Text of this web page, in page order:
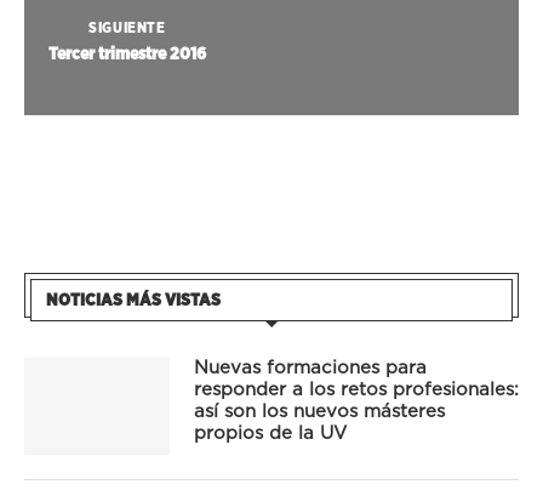
SIGUIENTE
Tercer trimestre 2016
NOTICIAS MÁS VISTAS
Nuevas formaciones para
responder a los retos profesionales:
así son los nuevos másteres
propios de la UV